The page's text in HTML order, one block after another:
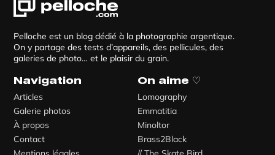
Pelloche est un blog dédié à la photographie argentique.
On y partage des tests d’appareils, des pellicules, des
galeries de photo… et le plaisir du grain.
Navigation
Articles
Galerie photos
À propos
Contact
On aime ♡
Lomography
Emmatitia
Minoltor
Brass2Black